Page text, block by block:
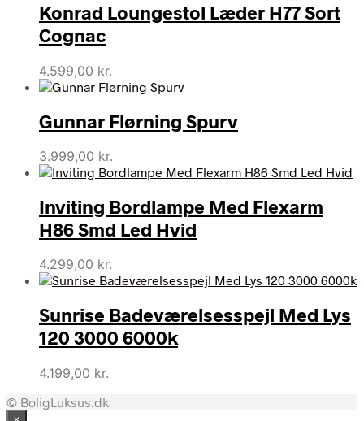
Konrad Loungestol Læder H77 Sort
Cognac
4.599,00 kr.
Gunnar Flørning Spurv
3.999,00 kr.
Inviting Bordlampe Med Flexarm
H86 Smd Led Hvid
4.299,00 kr.
Sunrise Badeværelsesspejl Med Lys
120 3000 6000k
4.199,00 kr.
© BoligLuksus.dk
×